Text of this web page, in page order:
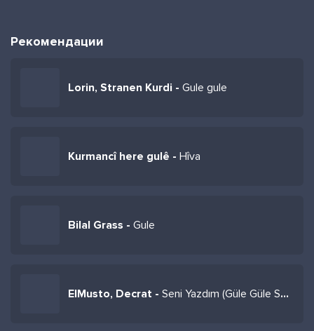
Рекомендации
Lorin, Stranen Kurdi - Gule gule
Kurmancî here gulê - Hîva
Bilal Grass - Gule
ElMusto, Decrat - Seni Yazdım (Güle Güle Sarışınım)